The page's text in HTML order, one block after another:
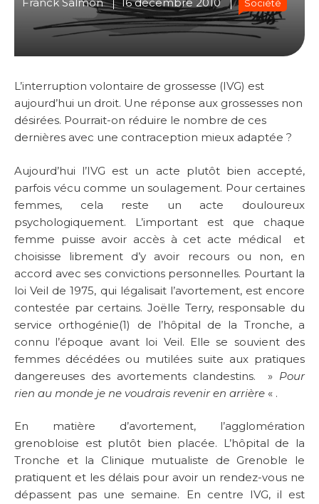
Franck Salmon 16 décembre 2010 Société
L’interruption volontaire de grossesse (IVG) est
aujourd’hui un droit. Une réponse aux grossesses non
désirées. Pourrait-on réduire le nombre de ces
dernières avec une contraception mieux adaptée ?
Aujourd’hui l’IVG est un acte plutôt bien accepté,
parfois vécu comme un soulagement. Pour certaines
femmes, cela reste un acte douloureux
psychologiquement. L’important est que chaque
femme puisse avoir accès à cet acte médical et
choisisse librement d’y avoir recours ou non, en
accord avec ses convictions personnelles. Pourtant la
loi Veil de 1975, qui légalisait l’avortement, est encore
contestée par certains. Joëlle Terry, responsable du
service orthogénie(1) de l’hôpital de la Tronche, a
connu l’époque avant loi Veil. Elle se souvient des
femmes décédées ou mutilées suite aux pratiques
dangereuses des avortements clandestins. » Pour
rien au monde je ne voudrais revenir en arrière « .
En matière d’avortement, l’agglomération
grenobloise est plutôt bien placée. L’hôpital de la
Tronche et la Clinique mutualiste de Grenoble le
pratiquent et les délais pour avoir un rendez-vous ne
dépassent pas une semaine. En centre IVG, il est